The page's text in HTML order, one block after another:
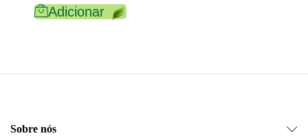
Adicionar
Sobre nós